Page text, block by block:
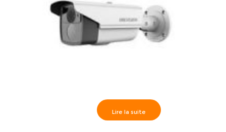
Lire la suite